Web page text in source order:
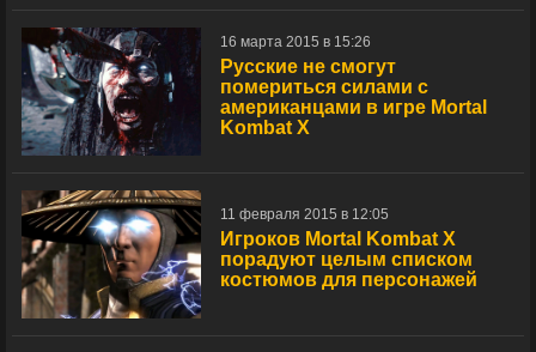
16 марта 2015 в 15:26
Русские не смогут
помериться силами с
американцами в игре Mortal
Kombat X
11 февраля 2015 в 12:05
Игроков Mortal Kombat X
порадуют целым списком
костюмов для персонажей